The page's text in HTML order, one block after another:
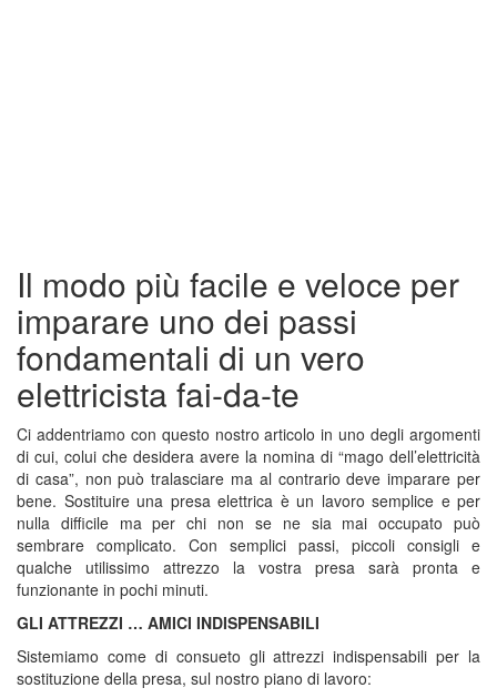
Il modo più facile e veloce per
imparare uno dei passi
fondamentali di un vero
elettricista fai-da-te
Ci addentriamo con questo nostro articolo in uno degli argomenti
di cui, colui che desidera avere la nomina di “mago dell’elettricità
di casa”, non può tralasciare ma al contrario deve imparare per
bene. Sostituire una presa elettrica è un lavoro semplice e per
nulla difficile ma per chi non se ne sia mai occupato può
sembrare complicato. Con semplici passi, piccoli consigli e
qualche utilissimo attrezzo la vostra presa sarà pronta e
funzionante in pochi minuti.
GLI ATTREZZI … AMICI INDISPENSABILI
Sistemiamo come di consueto gli attrezzi indispensabili per la
sostituzione della presa, sul nostro piano di lavoro: